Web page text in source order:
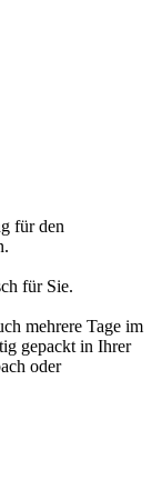
für den
für Sie.
mehrere Tage im
gepackt in Ihrer
oder